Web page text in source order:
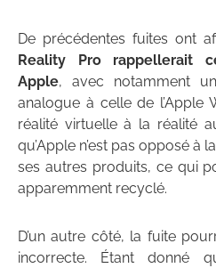
De précédentes fuites ont
Reality Pro rappellerait
Apple, avec notamment
analogue à celle de l’Apple
réalité virtuelle à la réalité
qu’Apple n’est pas opposé à
ses autres produits, ce qui
apparemment recyclé.
D’un autre côté, la fuite
incorrecte. Étant donné